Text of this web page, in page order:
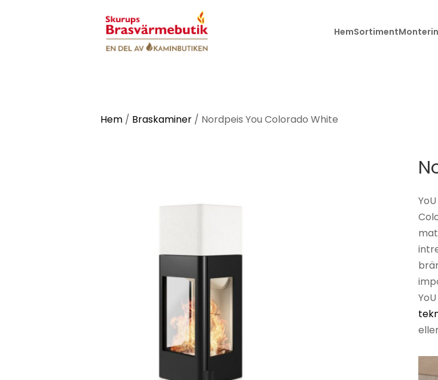
HemSortiment
Grillar &
Kakelugnar
Kassetter &
insatser
Hem / Braskaminer / Nordpeis You Colorado White